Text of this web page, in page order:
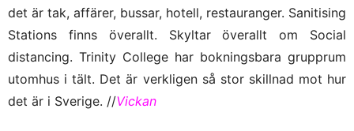
det är tak, affärer, bussar, hotell, restauranger. Sanitising
Stations finns överallt. Skyltar överallt om Social
distancing. Trinity College har bokningsbara grupprum
utomhus i tält. Det är verkligen så stor skillnad mot hur
det är i Sverige. //Vickan